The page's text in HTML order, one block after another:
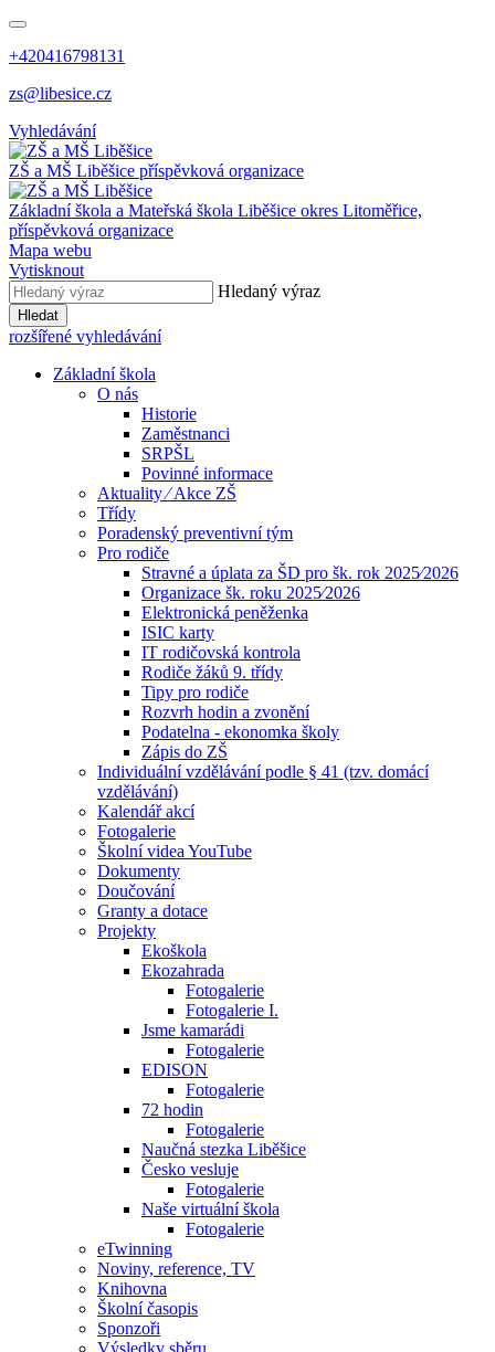
+420416798131
zs@libesice.cz
Vyhledávání
ZŠ a MŠ Liběšice příspěvková organizace
Základní škola a Mateřská škola Liběšice okres Litoměřice,
příspěvková organizace
Mapa webu
Vytisknout
Hledaný výraz
Hledat
rozšířené vyhledávání
Základní škola
O nás
Historie
Zaměstnanci
SRPŠL
Povinné informace
Aktuality ⁄ Akce ZŠ
Třídy
Poradenský preventivní tým
Pro rodiče
Stravné a úplata za ŠD pro šk. rok 2025⁄2026
Organizace šk. roku 2025⁄2026
Elektronická peněženka
ISIC karty
IT rodičovská kontrola
Rodiče žáků 9. třídy
Tipy pro rodiče
Rozvrh hodin a zvonění
Podatelna - ekonomka školy
Zápis do ZŠ
Individuální vzdělávání podle § 41 (tzv. domácí
vzdělávání)
Kalendář akcí
Fotogalerie
Školní videa YouTube
Dokumenty
Doučování
Granty a dotace
Projekty
Ekoškola
Ekozahrada
Fotogalerie
Fotogalerie I.
Jsme kamarádi
Fotogalerie
EDISON
Fotogalerie
72 hodin
Fotogalerie
Naučná stezka Liběšice
Česko vesluje
Fotogalerie
Naše virtuální škola
Fotogalerie
eTwinning
Noviny, reference, TV
Knihovna
Školní časopis
Sponzoři
Výsledky sběru